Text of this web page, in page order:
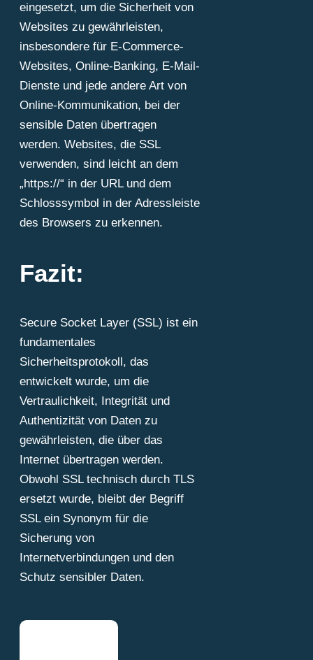
eingesetzt, um die Sicherheit von
Websites zu gewährleisten,
insbesondere für E-Commerce-
Websites, Online-Banking, E-Mail-
Dienste und jede andere Art von
Online-Kommunikation, bei der
sensible Daten übertragen
werden. Websites, die SSL
verwenden, sind leicht an dem
„https://“ in der URL und dem
Schlosssymbol in der Adressleiste
des Browsers zu erkennen.
Fazit:
Secure Socket Layer (SSL) ist ein
fundamentales
Sicherheitsprotokoll, das
entwickelt wurde, um die
Vertraulichkeit, Integrität und
Authentizität von Daten zu
gewährleisten, die über das
Internet übertragen werden.
Obwohl SSL technisch durch TLS
ersetzt wurde, bleibt der Begriff
SSL ein Synonym für die
Sicherung von
Internetverbindungen und den
Schutz sensibler Daten.